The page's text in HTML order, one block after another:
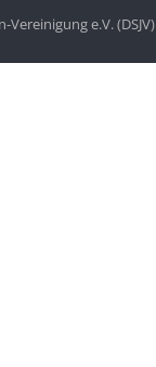
e.V. (DSJV)